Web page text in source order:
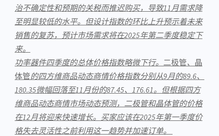
治不确定性和预期的关税而推迟购买，导致11月需求降
至明显较低的水平。但设计指数的环比上升预示着未来
销售的复苏，预计市场需求将在2025年第二季度稳定下
来。
功率器件四季度的总体价格指数略微下行。 二极管、 晶
体管的四方维商品动态商情价格指数分别从9月的89.6、
180.35微幅回落至11月份的87.45、176.61。但根据四方
维商品动态商情市场动态预测，二极管和晶体管的价格
在12月将迎来快速增长。买家应该在2025年第一季度价
格失去灵活性之前利用这一趋势并加速订单。